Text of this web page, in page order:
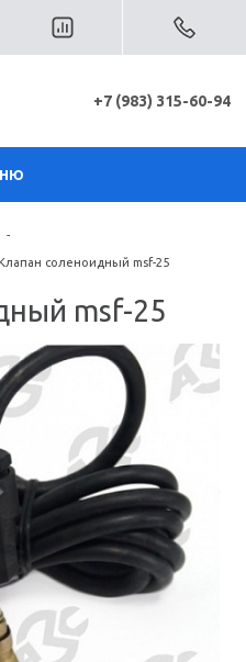
+7 (983) 315-60-94
-
соленоидный msf-25
msf-25